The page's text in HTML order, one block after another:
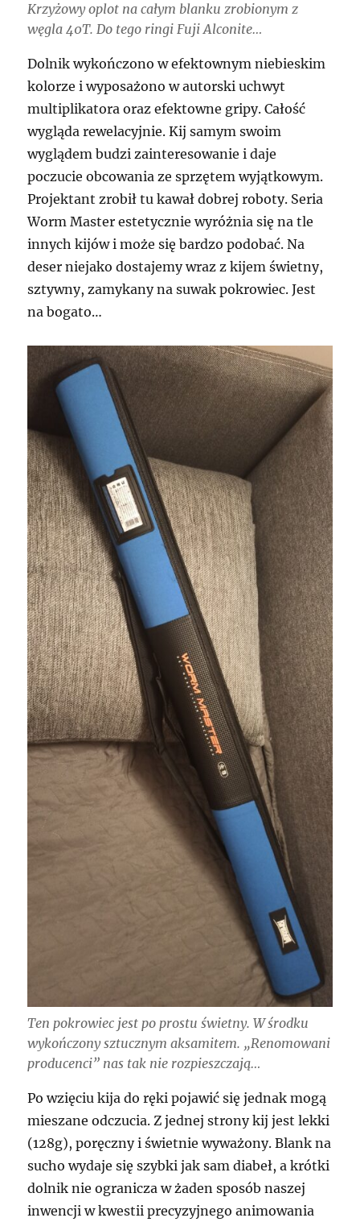
Krzyżowy oplot na całym blanku zrobionym z
węgla 40T. Do tego ringi Fuji Alconite…
Dolnik wykończono w efektownym niebieskim
kolorze i wyposażono w autorski uchwyt
multiplikatora oraz efektowne gripy. Całość
wygląda rewelacyjnie. Kij samym swoim
wyglądem budzi zainteresowanie i daje
poczucie obcowania ze sprzętem wyjątkowym.
Projektant zrobił tu kawał dobrej roboty. Seria
Worm Master estetycznie wyróżnia się na tle
innych kijów i może się bardzo podobać. Na
deser niejako dostajemy wraz z kijem świetny,
sztywny, zamykany na suwak pokrowiec. Jest
na bogato…
Ten pokrowiec jest po prostu świetny. W środku
wykończony sztucznym aksamitem. „Renomowani
producenci” nas tak nie rozpieszczają…
Po wzięciu kija do ręki pojawić się jednak mogą
mieszane odczucia. Z jednej strony kij jest lekki
(128g), poręczny i świetnie wyważony. Blank na
sucho wydaje się szybki jak sam diabeł, a krótki
dolnik nie ogranicza w żaden sposób naszej
inwencji w kwestii precyzyjnego animowania